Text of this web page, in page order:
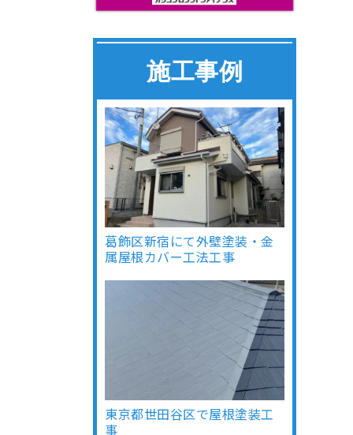
施工事例
葛飾区新宿にて外壁塗装・金
属屋根カバー工法工事
東京都世田谷区で屋根塗装工
事